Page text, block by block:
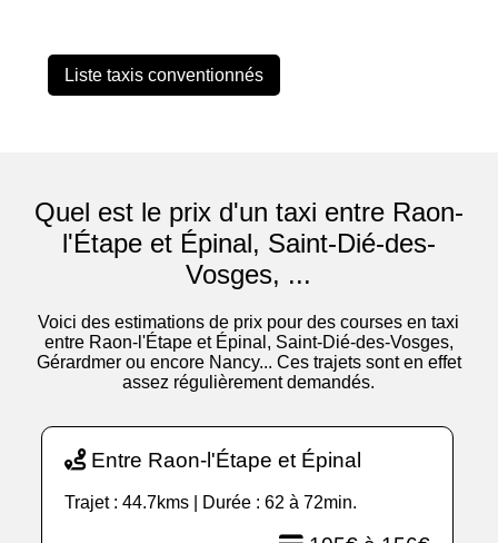
Liste taxis conventionnés
Quel est le prix d'un taxi entre Raon-
l'Étape et Épinal, Saint-Dié-des-
Vosges, ...
Voici des estimations de prix pour des courses en taxi
entre Raon-l'Étape et Épinal, Saint-Dié-des-Vosges,
Gérardmer ou encore Nancy... Ces trajets sont en effet
assez régulièrement demandés.
Entre Raon-l'Étape et Épinal
Trajet : 44.7kms | Durée : 62 à 72min.